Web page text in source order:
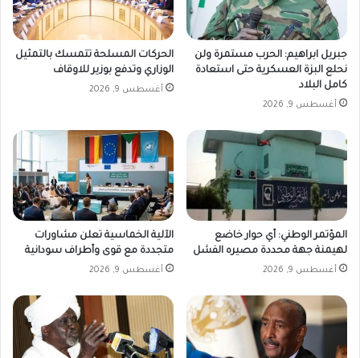
جبريل ابراهيم: الحرب مستمرة ولن
نحلع البزة العسكرية حتى استعادة
كامل البلاد
أغسطس 9, 2026
الحركات المسلحة تتمسك بالتمثيل
الوزاري وتدفع بوزير للاوقاف
أغسطس 9, 2026
المؤتمر الوطني: أي حوار خاضع
لهيمنة جهة محددة مصيره الفشل
أغسطس 9, 2026
الآلية الخماسية تعلن مشاورات
متجددة مع قوى وأطراف سودانية
أغسطس 9, 2026